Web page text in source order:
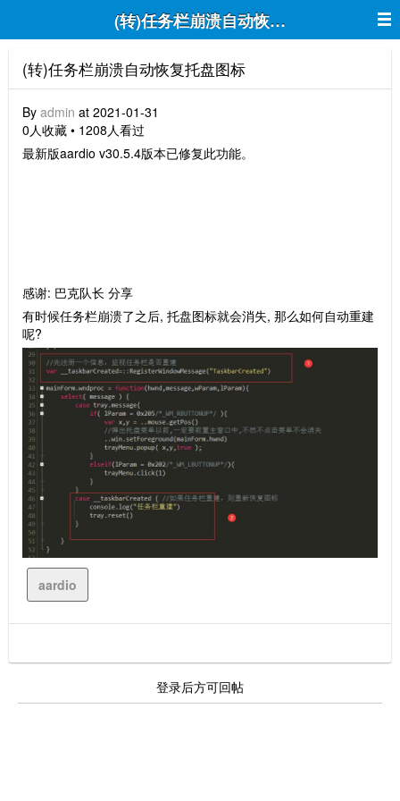
(转)任务栏崩溃自动恢复托盘图标
(转)任务栏崩溃自动恢复托盘图标
By admin at 2021-01-31
0人收藏 • 1208人看过
最新版aardio v30.5.4版本已修复此功能。
感谢: 巴克队长 分享
有时候任务栏崩溃了之后, 托盘图标就会消失, 那么如何自动重建
呢?
aardio
登录后方可回帖